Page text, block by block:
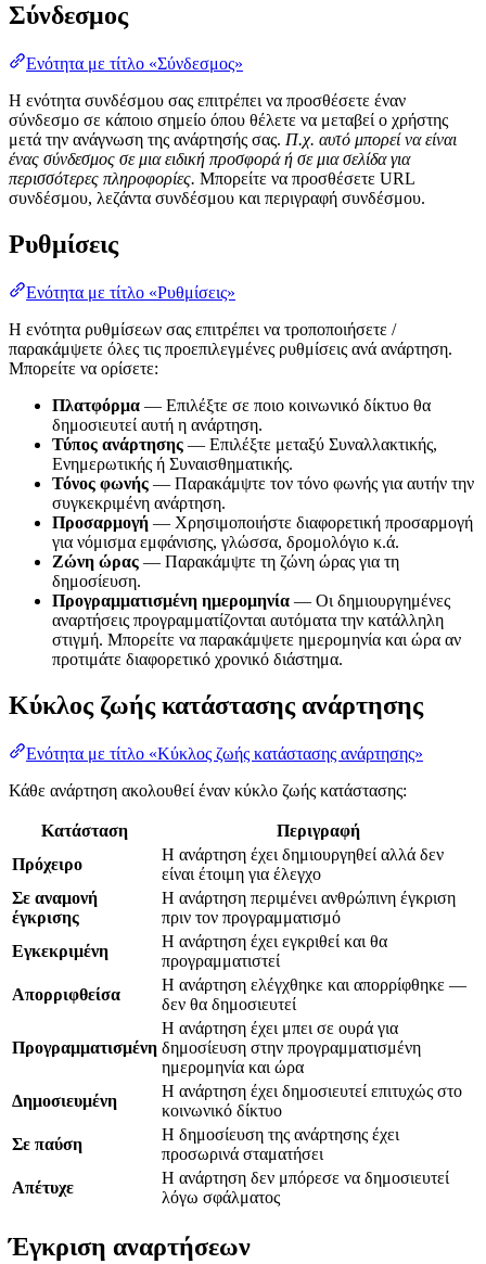
Σύνδεσμος
Ενότητα με τίτλο «Σύνδεσμος»
Η ενότητα συνδέσμου σας επιτρέπει να προσθέσετε έναν
σύνδεσμο σε κάποιο σημείο όπου θέλετε να μεταβεί ο χρήστης
μετά την ανάγνωση της ανάρτησής σας. Π.χ. αυτό μπορεί να είναι
ένας σύνδεσμος σε μια ειδική προσφορά ή σε μια σελίδα για
περισσότερες πληροφορίες. Μπορείτε να προσθέσετε URL
συνδέσμου, λεζάντα συνδέσμου και περιγραφή συνδέσμου.
Ρυθμίσεις
Ενότητα με τίτλο «Ρυθμίσεις»
Η ενότητα ρυθμίσεων σας επιτρέπει να τροποποιήσετε /
παρακάμψετε όλες τις προεπιλεγμένες ρυθμίσεις ανά ανάρτηση.
Μπορείτε να ορίσετε:
Πλατφόρμα — Επιλέξτε σε ποιο κοινωνικό δίκτυο θα
δημοσιευτεί αυτή η ανάρτηση.
Τύπος ανάρτησης — Επιλέξτε μεταξύ Συναλλακτικής,
Ενημερωτικής ή Συναισθηματικής.
Τόνος φωνής — Παρακάμψτε τον τόνο φωνής για αυτήν την
συγκεκριμένη ανάρτηση.
Προσαρμογή — Χρησιμοποιήστε διαφορετική προσαρμογή
για νόμισμα εμφάνισης, γλώσσα, δρομολόγιο κ.ά.
Ζώνη ώρας — Παρακάμψτε τη ζώνη ώρας για τη
δημοσίευση.
Προγραμματισμένη ημερομηνία — Οι δημιουργημένες
αναρτήσεις προγραμματίζονται αυτόματα την κατάλληλη
στιγμή. Μπορείτε να παρακάμψετε ημερομηνία και ώρα αν
προτιμάτε διαφορετικό χρονικό διάστημα.
Κύκλος ζωής κατάστασης ανάρτησης
Ενότητα με τίτλο «Κύκλος ζωής κατάστασης ανάρτησης»
Κάθε ανάρτηση ακολουθεί έναν κύκλο ζωής κατάστασης:
Κατάσταση
Περιγραφή
Πρόχειρο
Η ανάρτηση έχει δημιουργηθεί αλλά δεν
είναι έτοιμη για έλεγχο
Σε αναμονή
έγκρισης
Η ανάρτηση περιμένει ανθρώπινη έγκριση
πριν τον προγραμματισμό
Εγκεκριμένη
Η ανάρτηση έχει εγκριθεί και θα
προγραμματιστεί
Απορριφθείσα
Η ανάρτηση ελέγχθηκε και απορρίφθηκε —
δεν θα δημοσιευτεί
Προγραμματισμένη
Η ανάρτηση έχει μπει σε ουρά για
δημοσίευση στην προγραμματισμένη
ημερομηνία και ώρα
Δημοσιευμένη
Η ανάρτηση έχει δημοσιευτεί επιτυχώς στο
κοινωνικό δίκτυο
Σε παύση
Η δημοσίευση της ανάρτησης έχει
προσωρινά σταματήσει
Απέτυχε
Η ανάρτηση δεν μπόρεσε να δημοσιευτεί
λόγω σφάλματος
Έγκριση αναρτήσεων